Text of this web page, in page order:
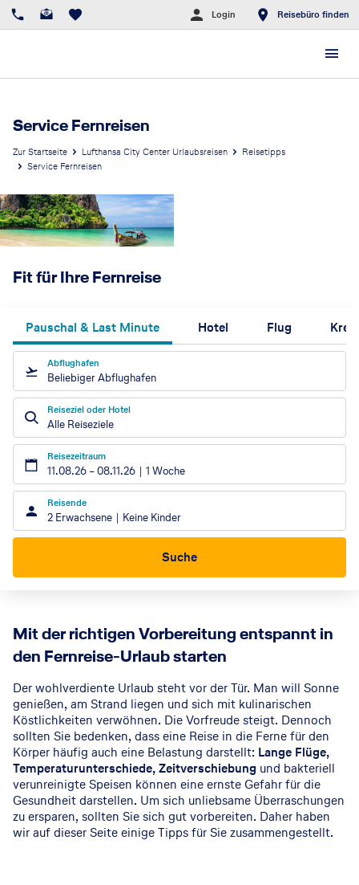
Login Reisebüro finden
Service Fernreisen
Zur Startseite Lufthansa City Center Urlaubsreisen
Reisetipps
Service Fernreisen
Fit für Ihre Fernreise
Pauschal & Last Minute Hotel Flug
Abflughafen
Beliebiger Abflughafen
Reiseziel oder Hotel
Alle Reiseziele
Reisezeitraum
11.08.26 –08.11.26 1 Woche
Reisende
2 Erwachsene Keine Kinder
Suche
Mit der richtigen Vorbereitung entspannt in
den Fernreise-Urlaub starten
Der wohlverdiente Urlaub steht vor der Tür. Man will Sonne
genießen, am Strand liegen und sich mit kulinarischen
Köstlichkeiten verwöhnen. Die Vorfreude steigt. Dennoch
sollten Sie bedenken, dass eine Reise in die Ferne für den
Körper häufig auch eine Belastung darstellt: Lange Flüge,
Temperaturunterschiede, Zeitverschiebung und bakteriell
verunreinigte Speisen können eine ernste Gefahr für die
Gesundheit darstellen. Um sich unliebsame Überraschungen
zu ersparen, sollten Sie sich gut vorbereiten. Daher haben
wir auf dieser Seite einige Tipps für Sie zusammengestellt.